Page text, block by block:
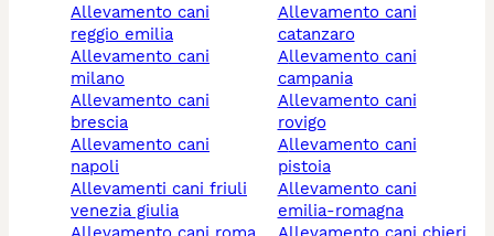
allevamento cani
reggio emilia
allevamento cani
milano
allevamento cani
brescia
allevamento cani
napoli
allevamenti cani friuli
venezia giulia
allevamento cani
catanzaro
allevamento cani
campania
allevamento cani
rovigo
allevamento cani
pistoia
allevamento cani
emilia-romagna